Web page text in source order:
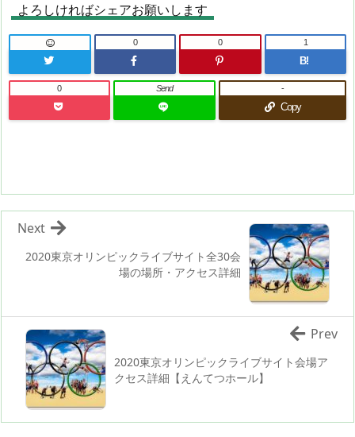
よろしければシェアお願いします
0 0
B!
1
0 Send
Copy
-
2020東京オリンピックライブサイト全30会
場の場所・アクセス詳細
Next
2020東京オリンピックライブサイト会場ア
クセス詳細【えんてつホール】
Prev